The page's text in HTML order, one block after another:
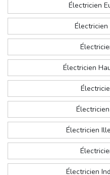
Électricien
Électricien
Électricien
Électricien
Électricien